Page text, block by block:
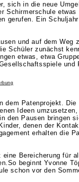
sich in die neue
Schirmerschule
gerufen. Ein
und auf dem Weg
Schüler zunächst
etwas, etwa
und
dem Patenprojekt. Die
Ideen
den Pausen bringen
denen der
erhalten die
eine Bereicherung für
beginnt Yvonne
schon vor den